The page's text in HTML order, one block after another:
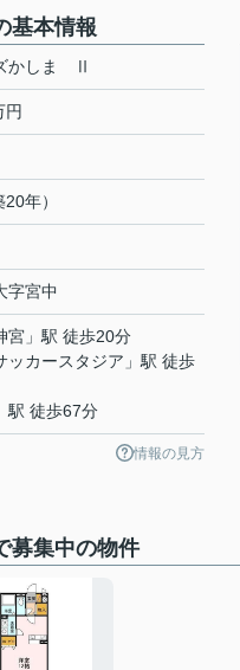
本情報
かしま Ⅱ
円
年）
字宮中
宮 」駅 徒歩20分
ッカースタジア 」駅 徒歩
駅 徒歩67分
情報の見方
集中の物件